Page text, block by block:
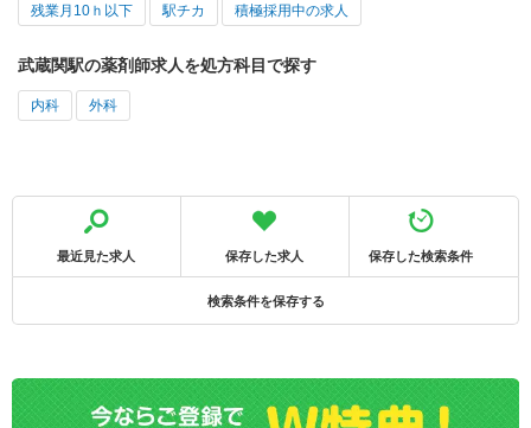
残業月10ｈ以下 駅チカ 積極採用中の求人
武蔵関駅の薬剤師求人を処方科目で探す
内科 外科
最近見た求人 保存した求人 保存した検索条件
検索条件を保存する